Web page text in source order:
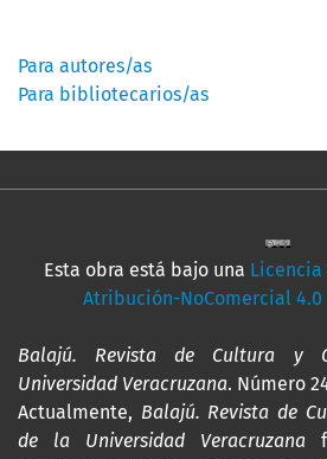
Para autores/as
Para bibliotecarios/as
Esta obra está bajo una Licencia
Atribución-NoComercial
Balajú. Revista de Cultura y
Universidad Veracruzana. Número
Actualmente, Balajú. Revista de
de la Universidad Veracruzana